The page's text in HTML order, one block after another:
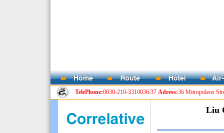
TelePhone:0030-210-3310036/37 Adress:36 Mitropoleos
Liu